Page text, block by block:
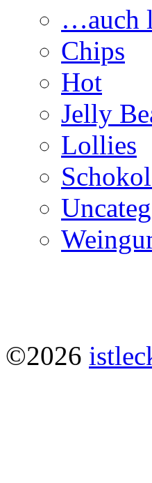
…auch
Chips
Hot
Jelly
Lollies
©2026